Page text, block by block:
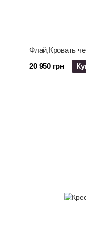
Флай,Кровать
20 950 грн